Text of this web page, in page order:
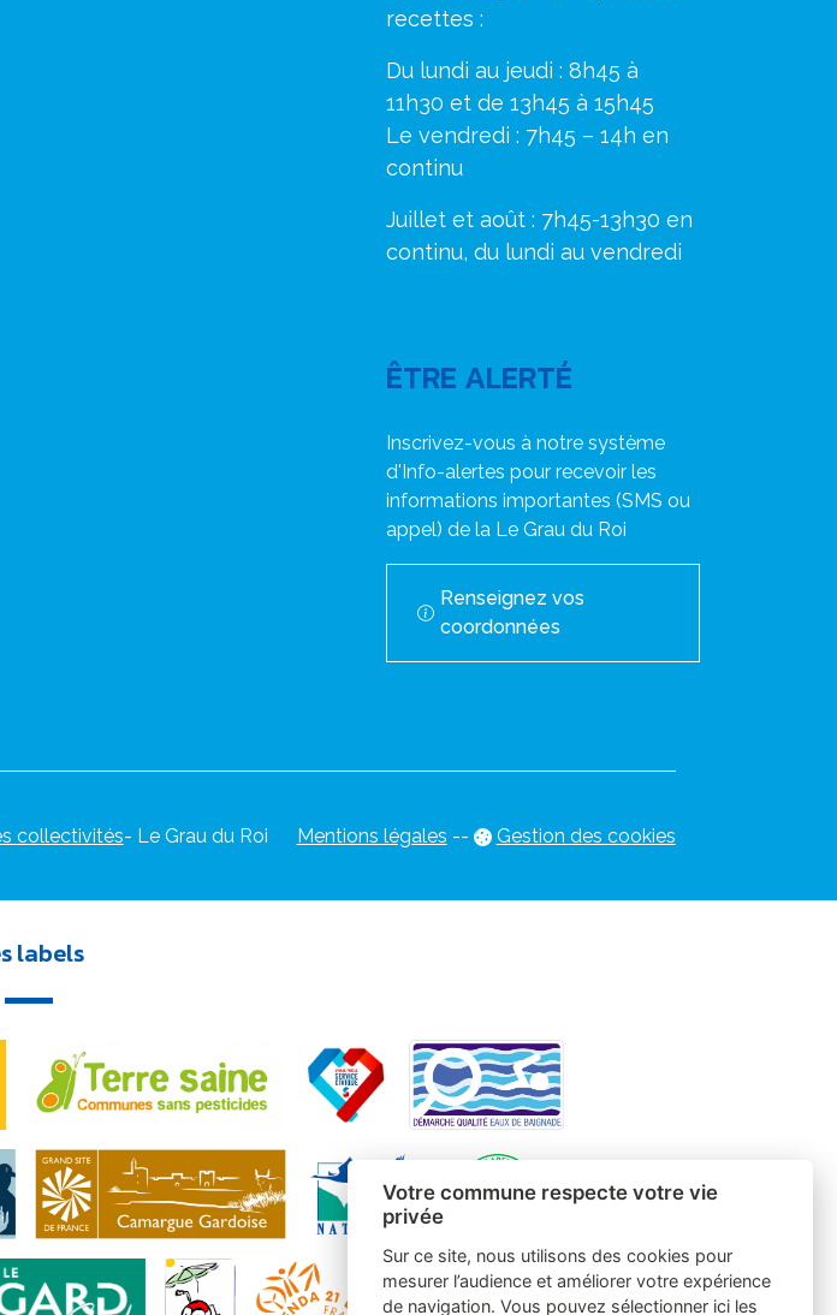
recettes :
Du lundi au jeudi : 8h45 à
11h30 et de 13h45 à 15h45
Le vendredi : 7h45 – 14h en
continu
Juillet et août : 7h45-13h30 en
continu, du lundi au vendredi
ÊTRE ALERTÉ
Inscrivez-vous à notre système
d'Info-alertes pour recevoir les
informations importantes (SMS ou
appel) de la Le Grau du Roi
Renseignez vos
coordonnées
collectivités- Le Grau du Roi Mentions légales -- Gestion des cookies
labels
Votre commune respecte votre vie
privée
Sur ce site, nous utilisons des cookies pour
mesurer l’audience et améliorer votre expérience
de navigation. Vous pouvez sélectionner ici les